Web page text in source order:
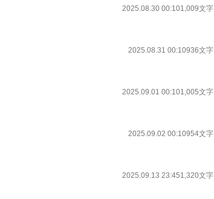
2025.08.30 00:101,009文字
2025.08.31 00:10936文字
2025.09.01 00:101,005文字
2025.09.02 00:10954文字
2025.09.13 23:451,320文字